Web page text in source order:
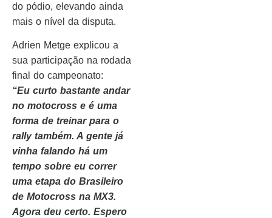
do pódio, elevando ainda
mais o nível da disputa.
Adrien Metge explicou a
sua participação na rodada
final do campeonato:
“Eu curto bastante andar
no motocross e é uma
forma de treinar para o
rally também. A gente já
vinha falando há um
tempo sobre eu correr
uma etapa do Brasileiro
de Motocross na MX3.
Agora deu certo. Espero